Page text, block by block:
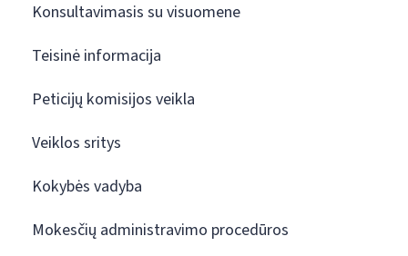
Konsultavimasis su visuomene
Teisinė informacija
Peticijų komisijos veikla
Veiklos sritys
Kokybės vadyba
Mokesčių administravimo procedūros